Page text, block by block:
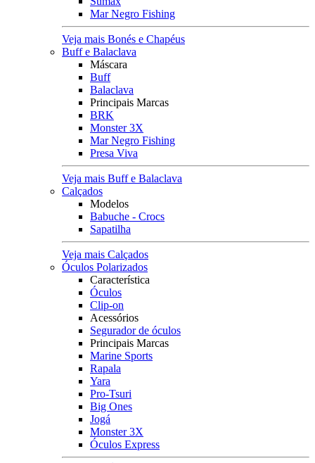
Mar Negro Fishing
Veja mais Bonés e Chapéus
Buff e Balaclava
Máscara
Buff
Balaclava
Principais Marcas
BRK
Monster 3X
Mar Negro Fishing
Presa Viva
Veja mais Buff e Balaclava
Calçados
Modelos
Babuche - Crocs
Sapatilha
Veja mais Calçados
Óculos Polarizados
Característica
Óculos
Clip-on
Acessórios
Segurador de óculos
Principais Marcas
Marine Sports
Rapala
Yara
Pro-Tsuri
Big Ones
Jogá
Monster 3X
Óculos Express